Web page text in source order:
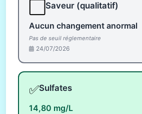
Saveur (qualitatif)
Aucun changement anormal
Pas de seuil réglementaire
24/07/2026
✅Sulfates
14,80 mg/L